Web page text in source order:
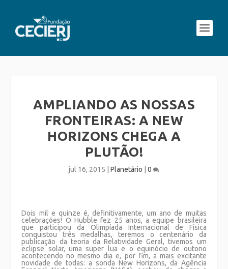
AMPLIANDO AS NOSSAS
FRONTEIRAS: A NEW
HORIZONS CHEGA A
PLUTÃO!
jul 16, 2015 Planetário 0
Dois mil e quinze é, definitivamente, um ano de muitas
celebrações! O Hubble fez 25 anos, a equipe brasileira
que participou da Olimpíada Internacional de Física
conquistou três medalhas, teremos o centenário da
publicação da teoria da Relatividade Geral, tivemos um
eclipse solar, uma super lua e o equinócio de outono
acontecendo no mesmo dia e, por fim, a mais excitante
novidade de todas: a sonda New Horizons, da Agência